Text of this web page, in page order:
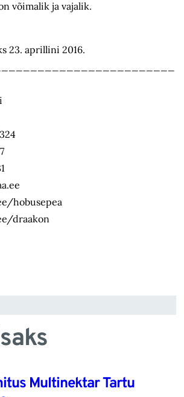
võimalik ja vajalik.
23. aprillini 2016.
hobusepea
draakon
Multinektar Tartu